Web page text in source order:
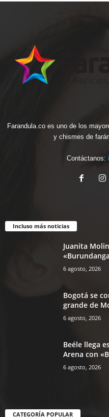
Farandula.co es uno de los
y chismes de
Contáctanos:
Incluso más noticias
Juanita
6 agosto, 2026
Bogotá se
grande de
6 agosto, 2026
Beéle llega
Arena con
6 agosto, 2026
CATEGORÍA POPULAR